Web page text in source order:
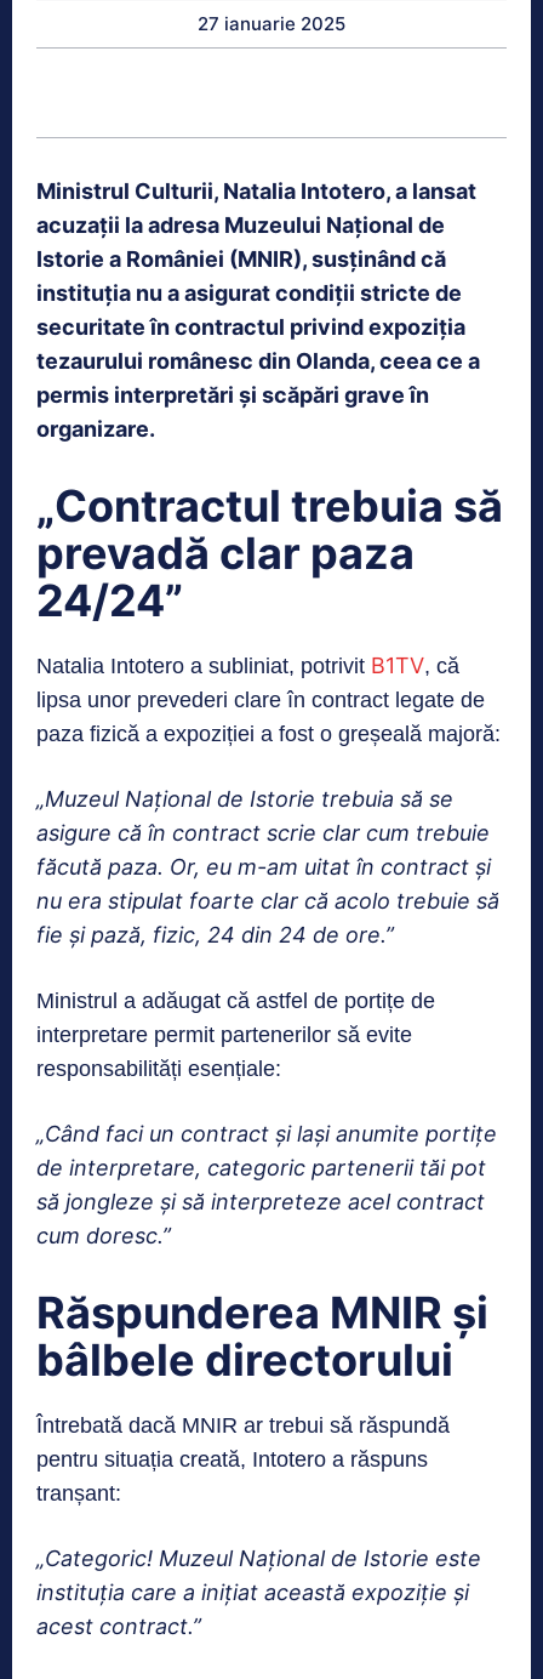
27 ianuarie 2025
Ministrul Culturii, Natalia Intotero, a lansat
acuzații la adresa Muzeului Național de
Istorie a României (MNIR), susținând că
instituția nu a asigurat condiții stricte de
securitate în contractul privind expoziția
tezaurului românesc din Olanda, ceea ce a
permis interpretări și scăpări grave în
organizare.
„Contractul trebuia să
prevadă clar paza
24/24”
Natalia Intotero a subliniat, potrivit B1TV, că
lipsa unor prevederi clare în contract legate de
paza fizică a expoziției a fost o greșeală majoră:
„Muzeul Național de Istorie trebuia să se
asigure că în contract scrie clar cum trebuie
făcută paza. Or, eu m-am uitat în contract și
nu era stipulat foarte clar că acolo trebuie să
fie și pază, fizic, 24 din 24 de ore.”
Ministrul a adăugat că astfel de portițe de
interpretare permit partenerilor să evite
responsabilități esențiale:
„Când faci un contract și lași anumite portițe
de interpretare, categoric partenerii tăi pot
să jongleze și să interpreteze acel contract
cum doresc.”
Răspunderea MNIR și
bâlbele directorului
Întrebată dacă MNIR ar trebui să răspundă
pentru situația creată, Intotero a răspuns
tranșant:
„Categoric! Muzeul Național de Istorie este
instituția care a inițiat această expoziție și
acest contract.”